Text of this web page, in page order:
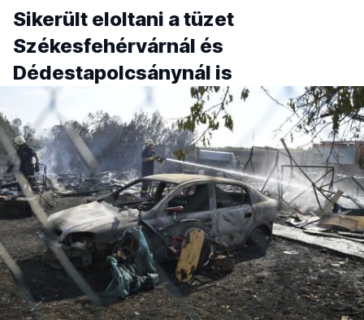
Sikerült eloltani a tüzet
Székesfehérvárnál és
Dédestapolcsánynál is